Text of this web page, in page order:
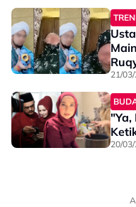
21/
"Ya,
20/